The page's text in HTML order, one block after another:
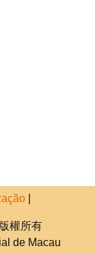
|
權所有
de Macau